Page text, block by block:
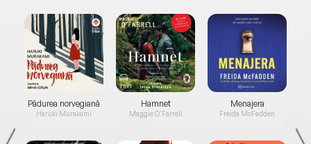
Pădurea norvegiană
Haruki Murakami
Hamnet
Maggie O'Farrell
Menajera
Freida McFadden